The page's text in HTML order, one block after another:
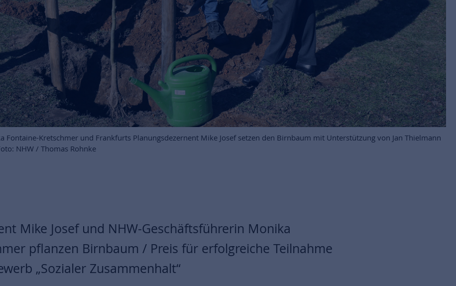
Kretschmer und Frankfurts Planungsdezernent Mike Josef setzen den Birnbaum mit Unterstützung von Jan Thielmann
NHW / Thomas Rohnke
Mike Josef und NHW-Geschäftsführerin Monika
pflanzen Birnbaum / Preis für erfolgreiche Teilnahme
„Sozialer Zusammenhalt“